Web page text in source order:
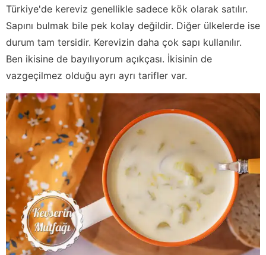
Türkiye'de kereviz genellikle sadece kök olarak satılır.
Sapını bulmak bile pek kolay değildir. Diğer ülkelerde ise
durum tam tersidir. Kerevizin daha çok sapı kullanılır.
Ben ikisine de bayılıyorum açıkçası. İkisinin de
vazgeçilmez olduğu ayrı ayrı tarifler var.